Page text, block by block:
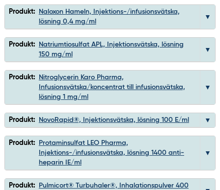
Produkt:
Naloxon Hameln, Injektions-/infusionsvätska,
lösning 0,4 mg/ml
Produkt:
Natriumtiosulfat APL, Injektionsvätska, lösning
150 mg/ml
Produkt:
Nitroglycerin Karo Pharma,
Infusionsvätska/koncentrat till infusionsvätska,
lösning 1 mg/ml
Produkt: NovoRapid®, Injektionsvätska, lösning 100 E/ml
Produkt:
Protaminsulfat LEO Pharma,
Injektions-/infusionsvätska, lösning 1400 anti-
heparin IE/ml
Produkt:
Pulmicort® Turbuhaler®, Inhalationspulver 400